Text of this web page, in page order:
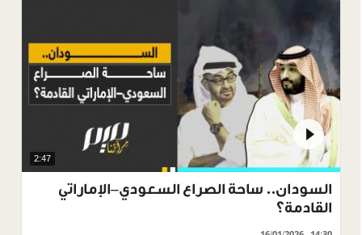
2:47
السودان.. ساحة الصراع السعودي–الإماراتي
القادمة؟